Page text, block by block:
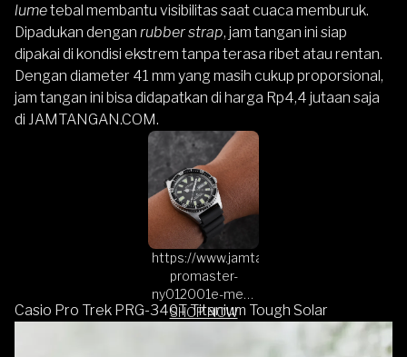
lumetebal membantu visibilitas saat cuaca memburuk.
Dipadukan dengan rubber strap, jam tangan ini siap
dipakai di kondisi ekstrem tanpa terasa ribet atau rentan.
Dengan diameter 41 mm yang masih cukup proporsional,
jam tangan ini bisa didapatkan di harga Rp4,4 jutaan saja
di JAMTANGAN.COM.
https://www.jamtangan.com/p/citizen-
promaster-
ny012001e-men-
black-dial-black-
SHOP NOW
Casio Pro Trek PRG-340T Titanium Tough Solar